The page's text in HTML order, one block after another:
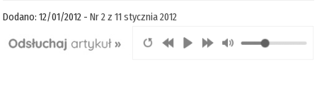
Dodano: 12/01/2012 -Nr 2 z 11 stycznia 2012